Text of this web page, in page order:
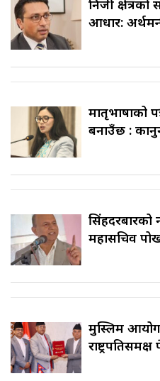
निजी
आधार:
मातृभाषाको
बनाउँछ :
सिंहदरबारको
महासचिव
मुस्लिम